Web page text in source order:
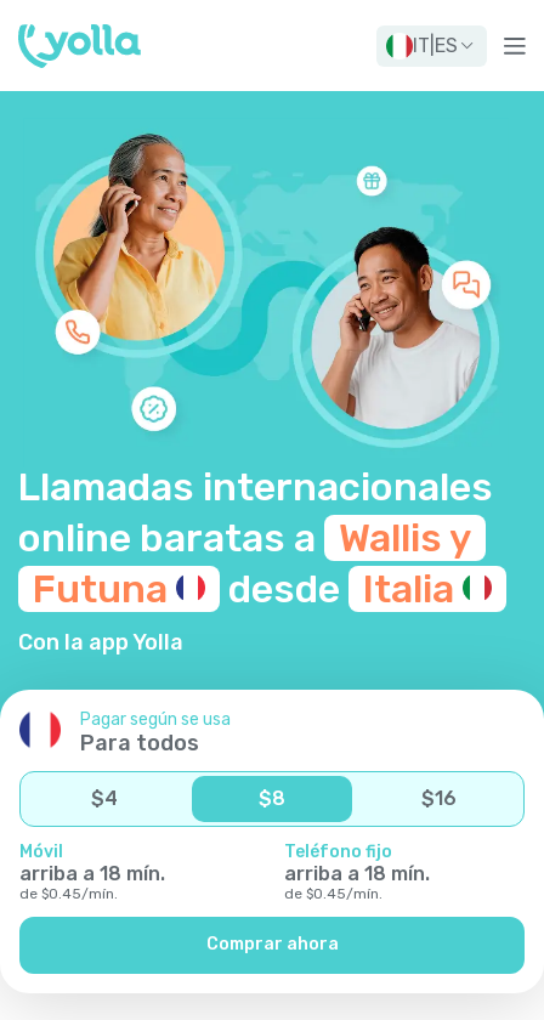
IT ES
Llamadas internacionales
online baratas a Wallis y
Futuna
desde Italia
Con la app Yolla
Pagar según se usa
Para todos
$4 $8 $16
Móvil
arriba a 18 mín.
de $0.45/mín.
Teléfono fijo
arriba a 18 mín.
de $0.45/mín.
Comprar ahora